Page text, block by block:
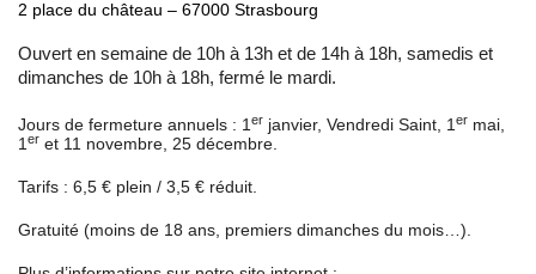
2 place du château – 67000 Strasbourg
Ouvert en semaine de 10h à 13h et de 14h à 18h, samedis et
dimanches de 10h à 18h, fermé le mardi.
Jours de fermeture annuels : 1 er janvier, Vendredi Saint, 1 er mai,
1 er et 11 novembre, 25 décembre.
Tarifs : 6,5 € plein / 3,5 € réduit.
Gratuité (moins de 18 ans, premiers dimanches du mois…).